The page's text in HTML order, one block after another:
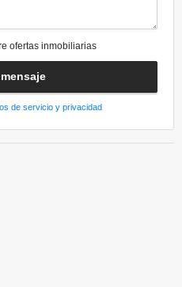
ofertas inmobiliarias
de servicio y privacidad